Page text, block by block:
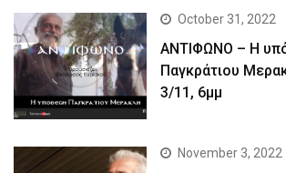
October 31, 2022
ΑΝΤΙΦΩΝΟ – Η
Παγκράτιου
3/11, 6μμ
November 3, 2022